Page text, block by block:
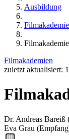
Ausbildung
Filmakademien
zuletzt aktualisiert:
Dr. Andreas Bareiß
Eva Grau